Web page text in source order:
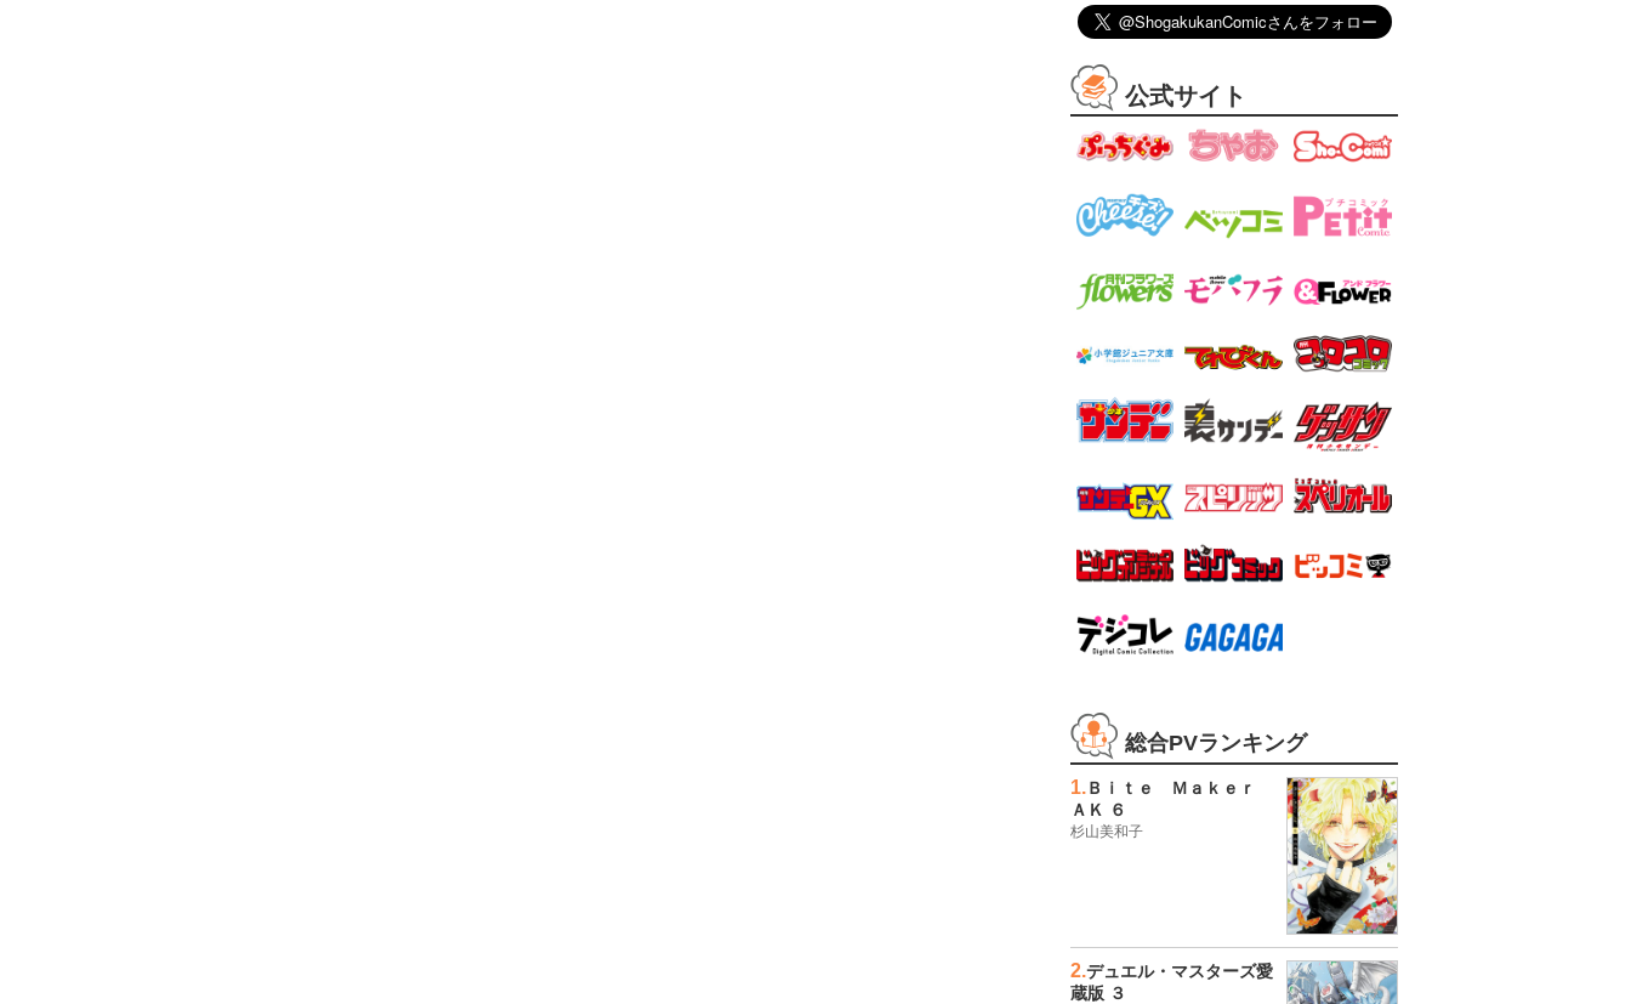
公式サイト
総合PVランキング
1.Ｂｉｔｅ Ｍａｋｅｒ
ＡＫ ６
杉山美和子
2.デュエル・マスターズ愛
蔵版 ３